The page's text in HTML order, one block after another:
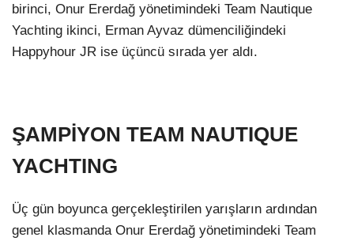
birinci, Onur Ererdağ yönetimindeki Team Nautique
Yachting ikinci, Erman Ayvaz dümenciliğindeki
Happyhour JR ise üçüncü sırada yer aldı.
ŞAMPİYON TEAM NAUTIQUE
YACHTING
Üç gün boyunca gerçekleştirilen yarışların ardından
genel klasmanda Onur Ererdağ yönetimindeki Team